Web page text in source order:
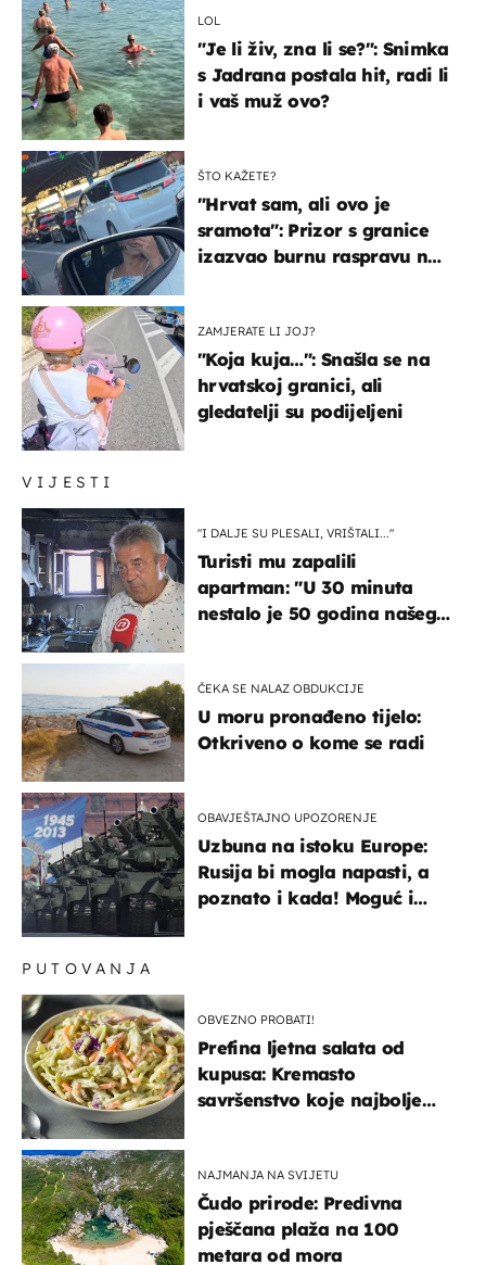
VIJESTI
"I DALJE SU PLESALI, VRIŠTALI..."
Turisti mu zapalili
apartman: "U 30 minuta
nestalo je 50 godina našeg
ČEKA SE NALAZ OBDUKCIJE
U moru pronađeno tijelo:
Otkriveno o kome se radi
OBAVJEŠTAJNO UPOZORENJE
Uzbuna na istoku Europe:
Rusija bi mogla napasti, a
poznato i kada! Moguć i
LOL
"Je li živ, zna li se?": Snimka
s Jadrana postala hit, radi li
i vaš muž ovo?
ŠTO KAŽETE?
"Hrvat sam, ali ovo je
sramota": Prizor s granice
izazvao burnu raspravu na
ZAMJERATE LI JOJ?
"Koja kuja…": Snašla se na
hrvatskoj granici, ali
gledatelji su podijeljeni
PUTOVANJA
OBVEZNO PROBATI!
Prefina ljetna salata od
kupusa: Kremasto
savršenstvo koje najbolje
NAJMANJA NA SVIJETU
Čudo prirode: Predivna
pješčana plaža na 100
metara od mora